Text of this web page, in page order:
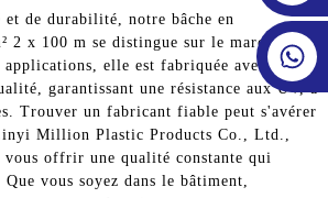
de durabilité, notre bâche en
2 x 100 m se distingue sur le marché.
applications, elle est fabriquée avec des
garantissant une résistance aux UV, à
Trouver un fabricant fiable peut s'avérer
Million Plastic Products Co., Ltd.,
vous offrir une qualité constante qui
vous soyez dans le bâtiment,